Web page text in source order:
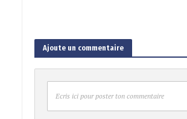
Ajoute un commentaire
Ecris ici pour poster ton commentaire